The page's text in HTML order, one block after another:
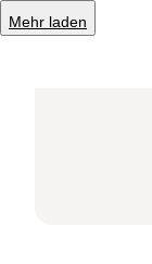
Mehr laden